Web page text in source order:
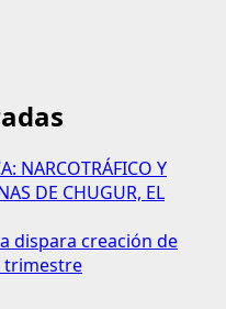
NARCOTRÁFICO Y
DE CHUGUR, EL
dispara creación de
trimestre